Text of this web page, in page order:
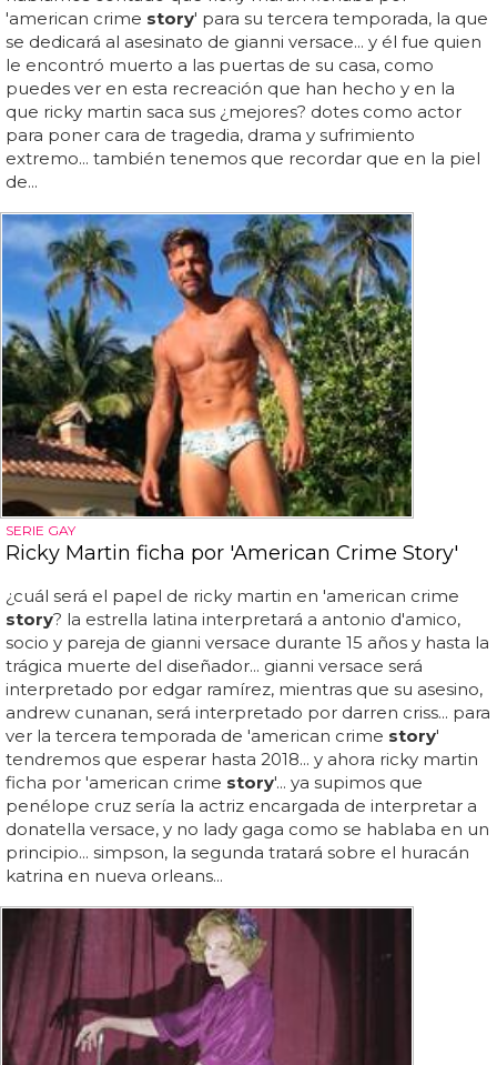
'american crime story' para su tercera temporada, la que
se dedicará al asesinato de gianni versace... y él fue quien
le encontró muerto a las puertas de su casa, como
puedes ver en esta recreación que han hecho y en la
que ricky martin saca sus ¿mejores? dotes como actor
para poner cara de tragedia, drama y sufrimiento
extremo... también tenemos que recordar que en la piel
de...
SERIE GAY
Ricky Martin ficha por 'American Crime Story'
¿cuál será el papel de ricky martin en 'american crime
story? la estrella latina interpretará a antonio d'amico,
socio y pareja de gianni versace durante 15 años y hasta la
trágica muerte del diseñador... gianni versace será
interpretado por edgar ramírez, mientras que su asesino,
andrew cunanan, será interpretado por darren criss... para
ver la tercera temporada de 'american crime story'
tendremos que esperar hasta 2018... y ahora ricky martin
ficha por 'american crime story'... ya supimos que
penélope cruz sería la actriz encargada de interpretar a
donatella versace, y no lady gaga como se hablaba en un
principio... simpson, la segunda tratará sobre el huracán
katrina en nueva orleans...